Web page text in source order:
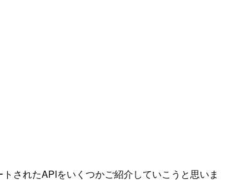
されたAPIをいくつかご紹介していこうと思いま